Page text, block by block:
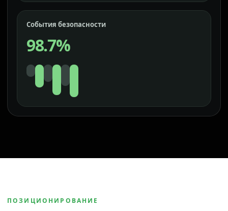
События безопасности
98.7%
ПОЗИЦИОНИРОВАНИЕ